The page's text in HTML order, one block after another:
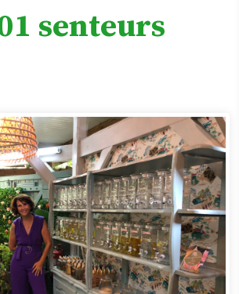
senteurs